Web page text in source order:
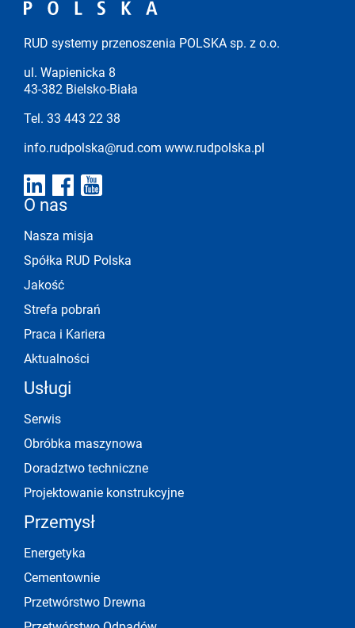
RUD systemy przenoszenia POLSKA sp. z o.o.
ul. Wapienicka 8
43-382 Bielsko-Biała
Tel. 33 443 22 38
info.rudpolska@rud.com www.rudpolska.pl
O nas
Nasza misja
Spółka RUD Polska
Jakość
Strefa pobrań
Praca i Kariera
Aktualności
Usługi
Serwis
Obróbka maszynowa
Doradztwo techniczne
Projektowanie konstrukcyjne
Przemysł
Energetyka
Cementownie
Przetwórstwo Drewna